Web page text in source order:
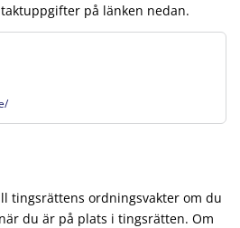
på länken nedan.
tingsrättens ordningsvakter om du
du är på plats i tingsrätten. Om